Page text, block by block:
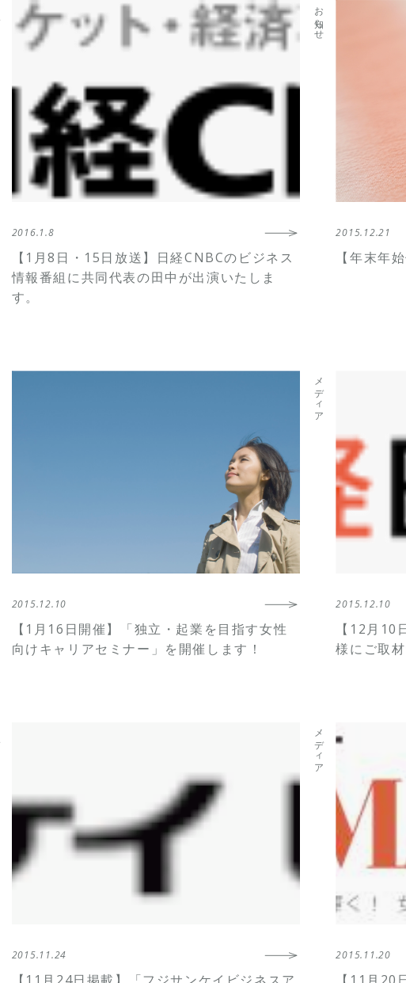
2016.1.8
【1月8日・15日放送】日経CNBCのビジネス
情報番組に共同代表の田中が出演いたしま
す。
お知らせ
2015.12.21
【年末年
2015.12.10
【1月16日開催】「独立・起業を目指す女性
向けキャリアセミナー」を開催します！
メディア
2015.12.10
【12月10
様にご取
2015.11.24
メディア
2015.11.20